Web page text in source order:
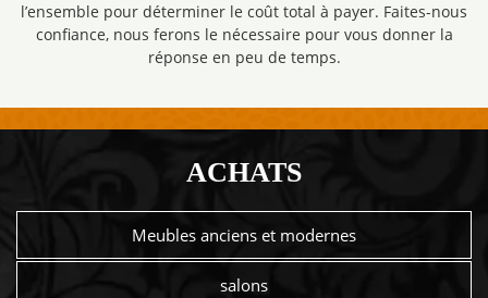
l’ensemble pour déterminer le coût total à payer. Faites-nous
confiance, nous ferons le nécessaire pour vous donner la
réponse en peu de temps.
ACHATS
Meubles anciens et modernes
salons